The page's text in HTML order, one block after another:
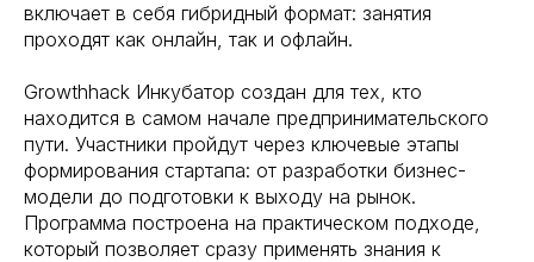
включает в себя гибридный формат: занятия
проходят как онлайн, так и офлайн.
Growthhack Инкубатор создан для тех, кто
находится в самом начале предпринимательского
пути. Участники пройдут через ключевые этапы
формирования стартапа: от разработки бизнес-
модели до подготовки к выходу на рынок.
Программа построена на практическом подходе,
который позволяет сразу применять знания к